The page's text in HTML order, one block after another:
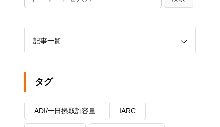
記事一覧
タグ
ADI/一日摂取許容量 IARC